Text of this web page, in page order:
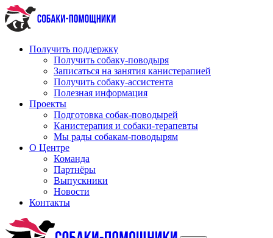
Перейти
к
содержимому
Получить поддержку
Получить собаку-поводыря
Записаться на занятия канистерапией
Получить собаку-ассистента
Полезная информация
Проекты
Подготовка собак-поводырей
Канистерапия и собаки-терапевты
Мы рады собакам-поводырям
О Центре
Команда
Партнёры
Выпускники
Новости
Контакты